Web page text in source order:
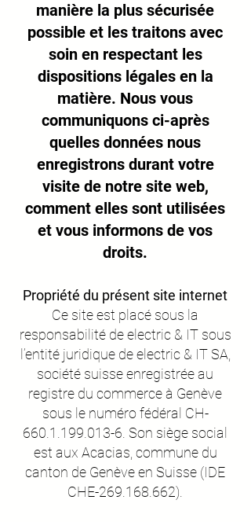
manière la plus sécurisée
possible et les traitons avec
soin en respectant les
dispositions légales en la
matière. Nous vous
communiquons ci-après
quelles données nous
enregistrons durant votre
visite de notre site web,
comment elles sont utilisées
et vous informons de vos
droits.
Propriété du présent site internet
Ce site est placé sous la
responsabilité de electric & IT sous
l’entité juridique de electric & IT SA,
société suisse enregistrée au
registre du commerce à Genève
sous le numéro fédéral CH-
660.1.199.013-6. Son siège social
est aux Acacias, commune du
canton de Genève en Suisse (IDE
CHE-269.168.662).